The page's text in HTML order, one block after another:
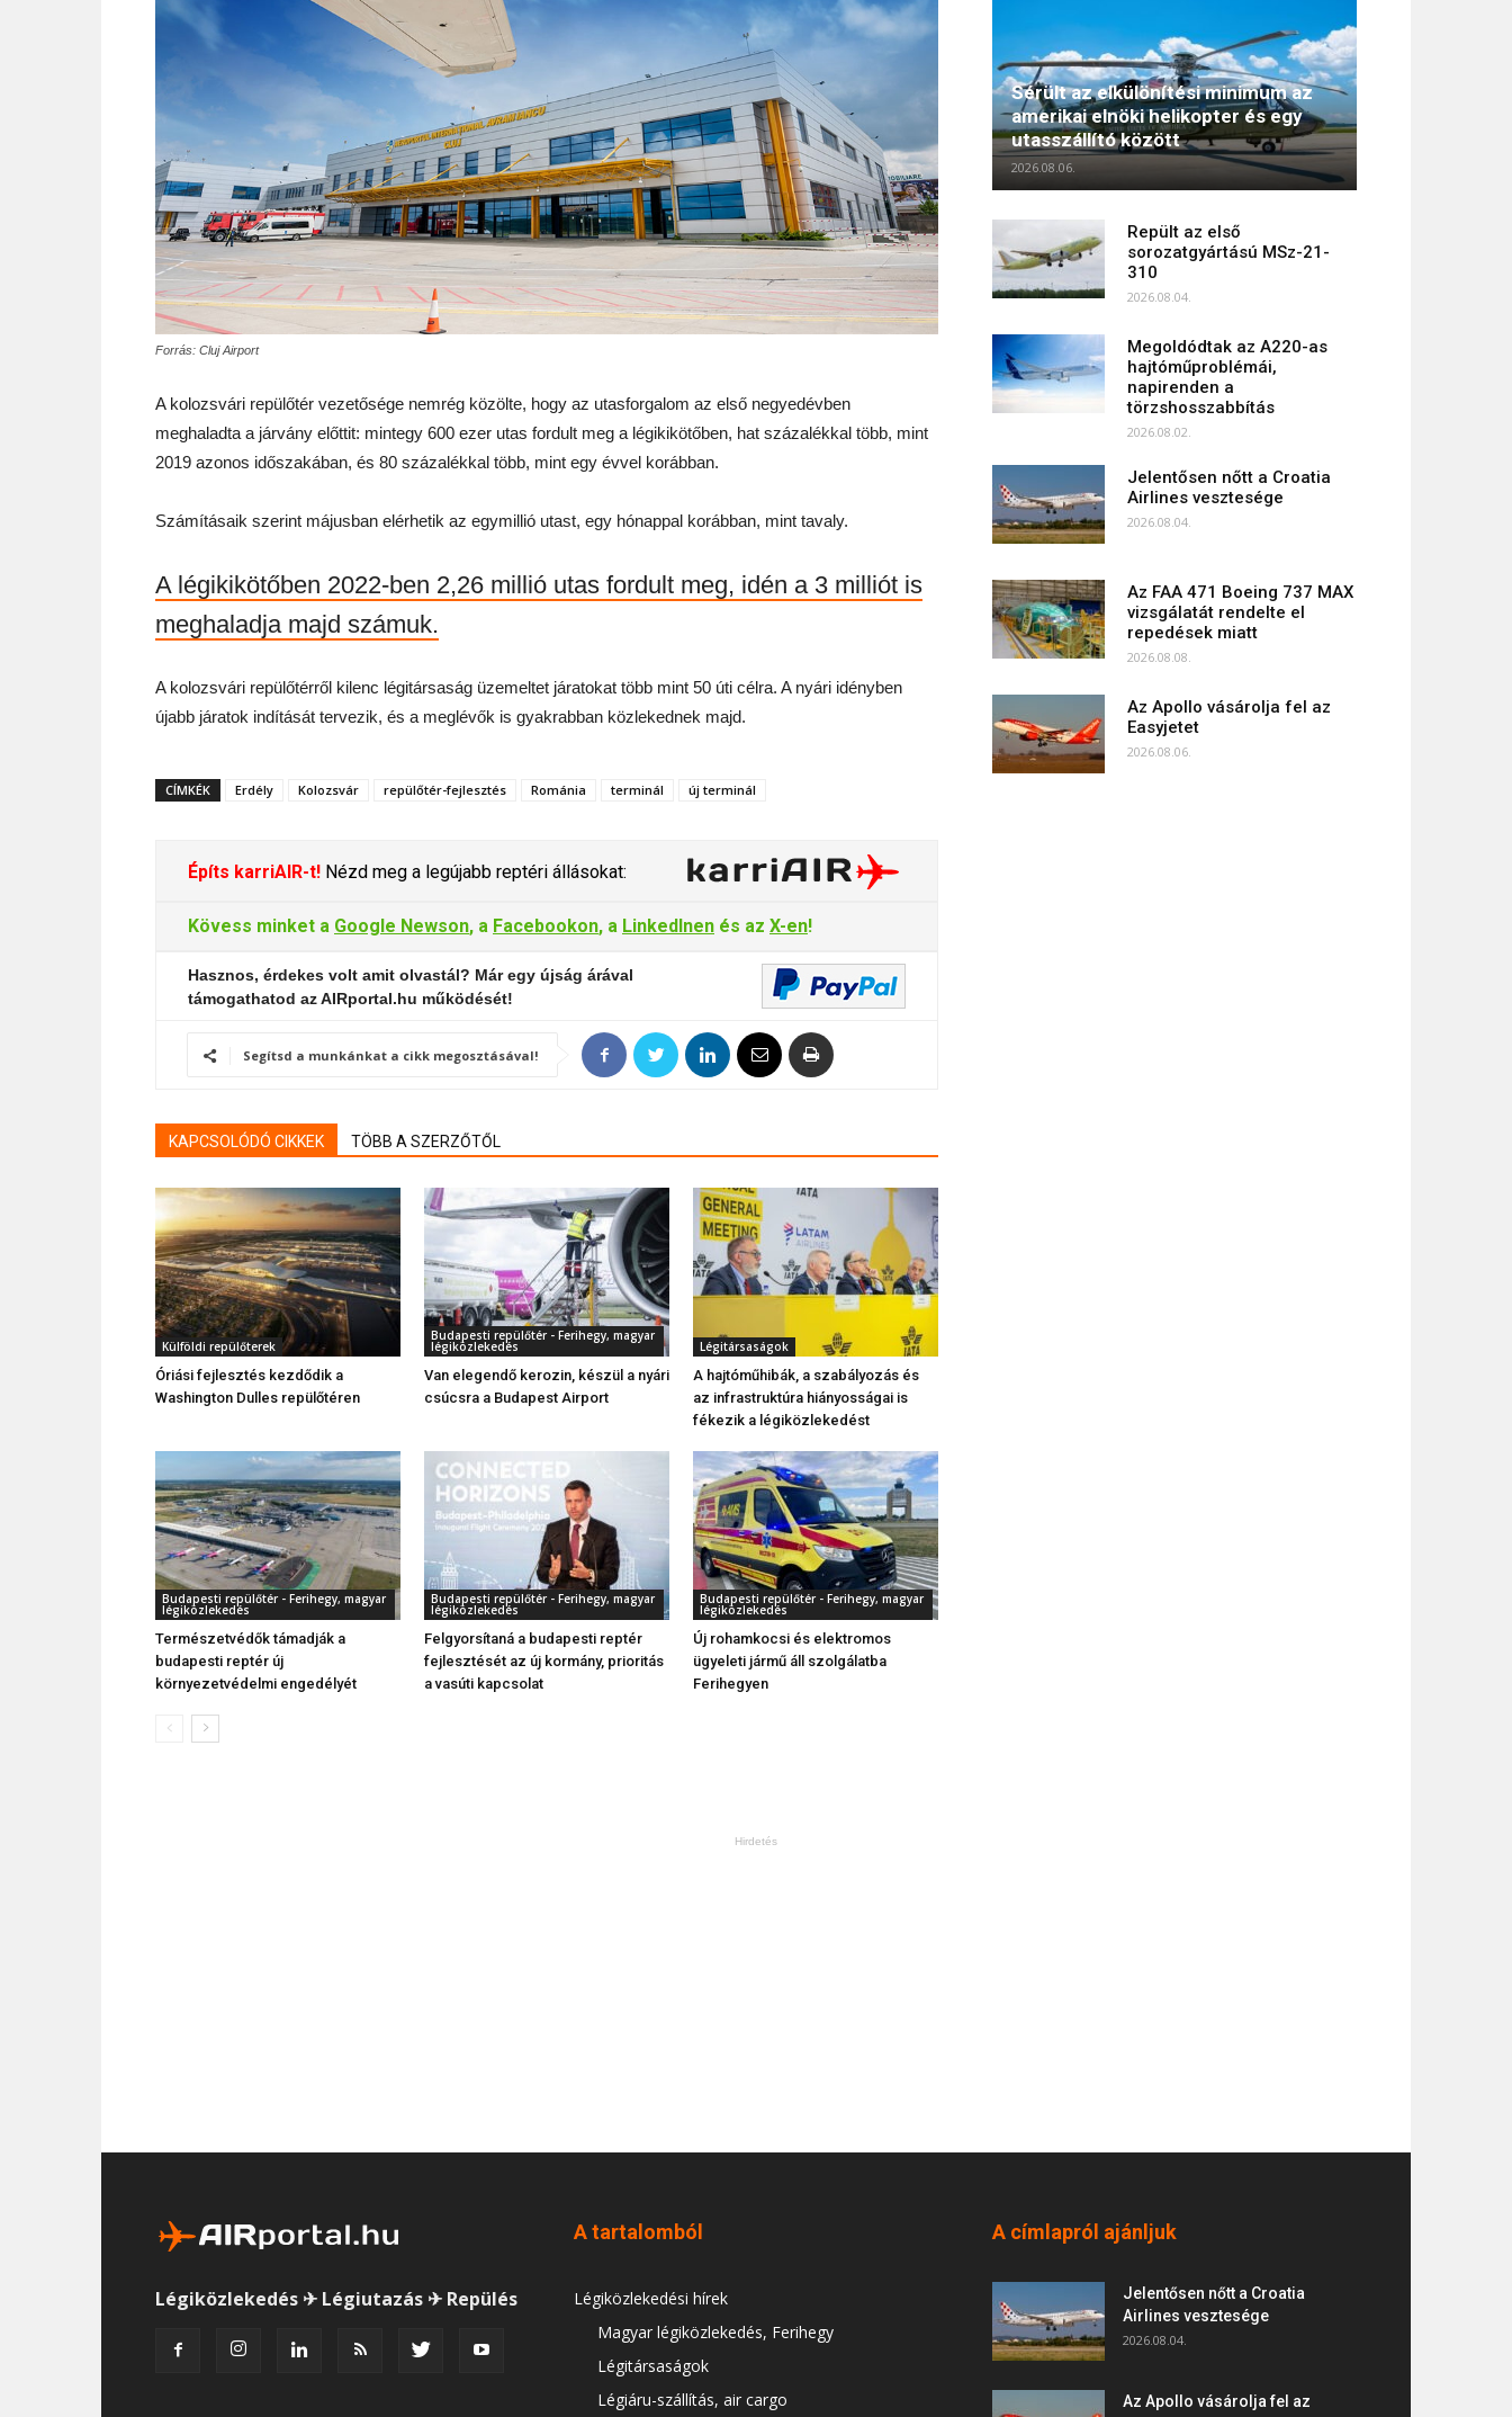
Forrás: Cluj Airport
A kolozsvári repülőtér vezetősége nemrég közölte, hogy az utasforgalom az első negyedévben
meghaladta a járvány előttit: mintegy 600 ezer utas fordult meg a légikikötőben, hat százalékkal több, mint
2019 azonos időszakában, és 80 százalékkal több, mint egy évvel korábban.
Számításaik szerint májusban elérhetik az egymillió utast, egy hónappal korábban, mint tavaly.
A légikikötőben 2022-ben 2,26 millió utas fordult meg, idén a 3 milliót is
meghaladja majd számuk.
A kolozsvári repülőtérről kilenc légitársaság üzemeltet járatokat több mint 50 úti célra. A nyári idényben
újabb járatok indítását tervezik, és a meglévők is gyakrabban közlekednek majd.
CÍMKÉK Erdély Kolozsvár repülőtér-fejlesztés Románia terminál új terminál
Építs karriAIR-t! Nézd meg a legújabb reptéri állásokat:
Kövess minket a Google Newson, a Facebookon, a LinkedInen és az X-en!
Hasznos, érdekes volt amit olvastál? Már egy újság árával
támogathatod az AIRportal.hu működését!
Segítsd a munkánkat a cikk megosztásával!
KAPCSOLÓDÓ CIKKEK TÖBB A SZERZŐTŐL
Külföldi repülőterek
Óriási fejlesztés kezdődik a
Washington Dulles repülőtéren
Budapesti repülőtér - Ferihegy, magyar
légiközlekedés
Van elegendő kerozin, készül a nyári
csúcsra a Budapest Airport
Légitársaságok
A hajtóműhibák, a szabályozás és
az infrastruktúra hiányosságai is
fékezik a légiközlekedést
Budapesti repülőtér - Ferihegy, magyar
légiközlekedés
Természetvédők támadják a
budapesti reptér új
környezetvédelmi engedélyét
Budapesti repülőtér - Ferihegy, magyar
légiközlekedés
Felgyorsítaná a budapesti reptér
fejlesztését az új kormány, prioritás
a vasúti kapcsolat
Budapesti repülőtér - Ferihegy, magyar
légiközlekedés
Új rohamkocsi és elektromos
ügyeleti jármű áll szolgálatba
Ferihegyen
Sérült az elkülönítési minimum az
amerikai elnöki helikopter és egy
utasszállító között
2026.08.06.
Repült az első
sorozatgyártású MSz-21-
310
2026.08.04.
Megoldódtak az A220-as
hajtóműproblémái,
napirenden a
törzshosszabbítás
2026.08.02.
Jelentősen nőtt a Croatia
Airlines vesztesége
2026.08.04.
Az FAA 471 Boeing 737 MAX
vizsgálatát rendelte el
repedések miatt
2026.08.08.
Az Apollo vásárolja fel az
Easyjetet
2026.08.06.
Hirdetés
Légiközlekedés ✈ Légiutazás ✈ Repülés
A tartalomból
Légiközlekedési hírek
Magyar légiközlekedés, Ferihegy
Légitársaságok
Légiáru-szállítás, air cargo
A címlapról ajánljuk
Jelentősen nőtt a Croatia
Airlines vesztesége
2026.08.04.
Az Apollo vásárolja fel az